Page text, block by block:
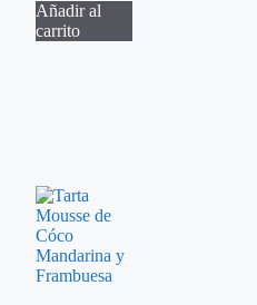
Añadir al
carrito